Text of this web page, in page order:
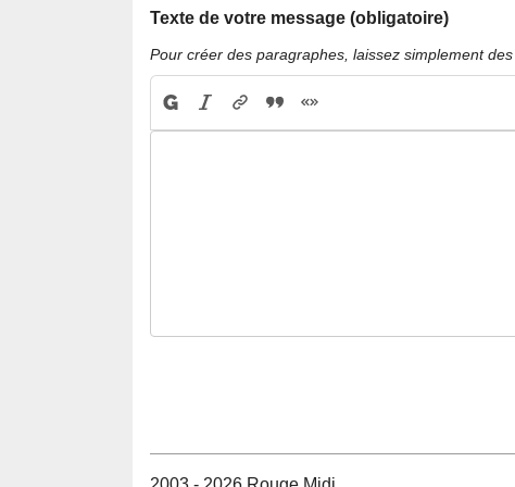
Texte de votre message (obligatoire)
Pour créer des paragraphes, laissez simplement